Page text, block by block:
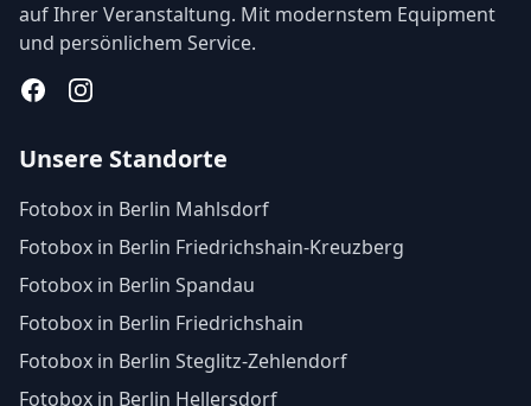
auf Ihrer Veranstaltung. Mit modernstem Equipment
und persönlichem Service.
FacebookInstagram
Unsere Standorte
Fotobox in Berlin Mahlsdorf
Fotobox in Berlin Friedrichshain-Kreuzberg
Fotobox in Berlin Spandau
Fotobox in Berlin Friedrichshain
Fotobox in Berlin Steglitz-Zehlendorf
Fotobox in Berlin Hellersdorf